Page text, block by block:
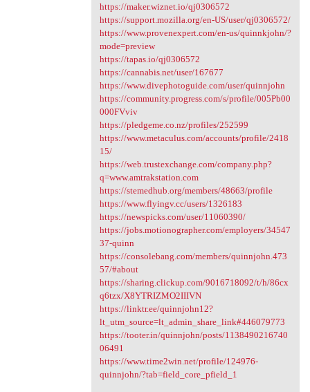
https://maker.wiznet.io/qj0306572
https://support.mozilla.org/en-US/user/qj0306572/
https://www.provenexpert.com/en-us/quinnkjohn/?
mode=preview
https://tapas.io/qj0306572
https://cannabis.net/user/167677
https://www.divephotoguide.com/user/quinnjohn
https://community.progress.com/s/profile/005Pb00
000FVviv
https://pledgeme.co.nz/profiles/252599
https://www.metaculus.com/accounts/profile/2418
15/
https://web.trustexchange.com/company.php?
q=www.amtrakstation.com
https://stemedhub.org/members/48663/profile
https://www.flyingv.cc/users/1326183
https://newspicks.com/user/11060390/
https://jobs.motionographer.com/employers/34547
37-quinn
https://consolebang.com/members/quinnjohn.473
57/#about
https://sharing.clickup.com/9016718092/t/h/86cx
q6tzx/X8YTRIZMO2IIIVN
https://linktr.ee/quinnjohn12?
lt_utm_source=lt_admin_share_link#446079773
https://tooter.in/quinnjohn/posts/1138490216740
06491
https://www.time2win.net/profile/124976-
quinnjohn/?tab=field_core_pfield_1